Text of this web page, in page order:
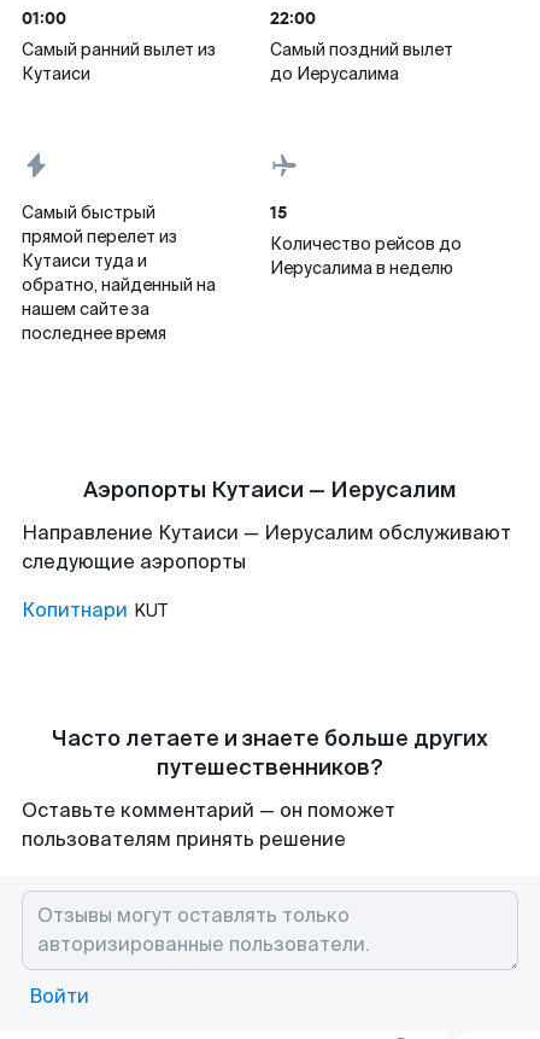
01:00
Самый ранний вылет из
Кутаиси
22:00
Самый поздний вылет
до Иерусалима
Самый быстрый
прямой перелет из
Кутаиси туда и
обратно, найденный на
нашем сайте за
последнее время
15
Количество рейсов до
Иерусалима в неделю
Аэропорты Кутаиси — Иерусалим
Направление Кутаиси — Иерусалим обслуживают
следующие аэропорты
Копитнари KUT
Часто летаете и знаете больше других
путешественников?
Оставьте комментарий — он поможет
пользователям принять решение
Войти